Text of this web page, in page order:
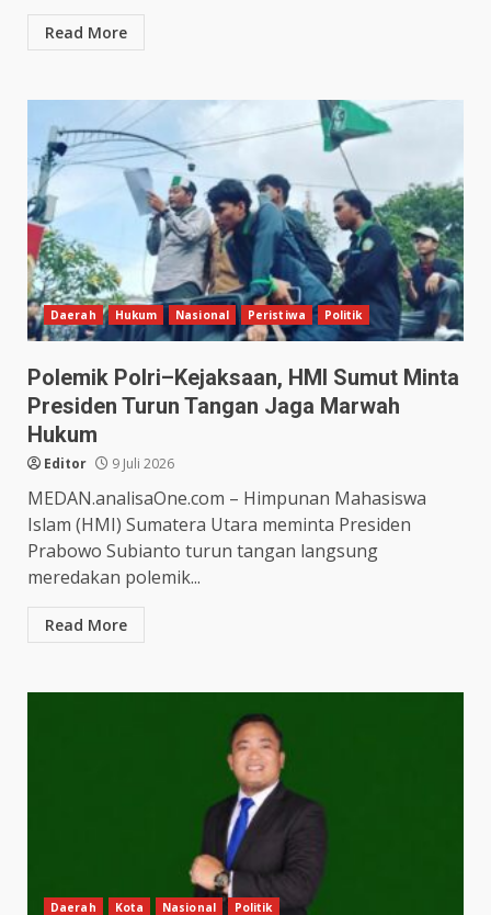
Read More
Daerah Hukum Nasional Peristiwa Politik
Polemik Polri–Kejaksaan, HMI Sumut Minta
Presiden Turun Tangan Jaga Marwah
Hukum
Editor 9 Juli 2026
MEDAN.analisaOne.com – Himpunan Mahasiswa
Islam (HMI) Sumatera Utara meminta Presiden
Prabowo Subianto turun tangan langsung
meredakan polemik...
Read More
Daerah Kota Nasional Politik